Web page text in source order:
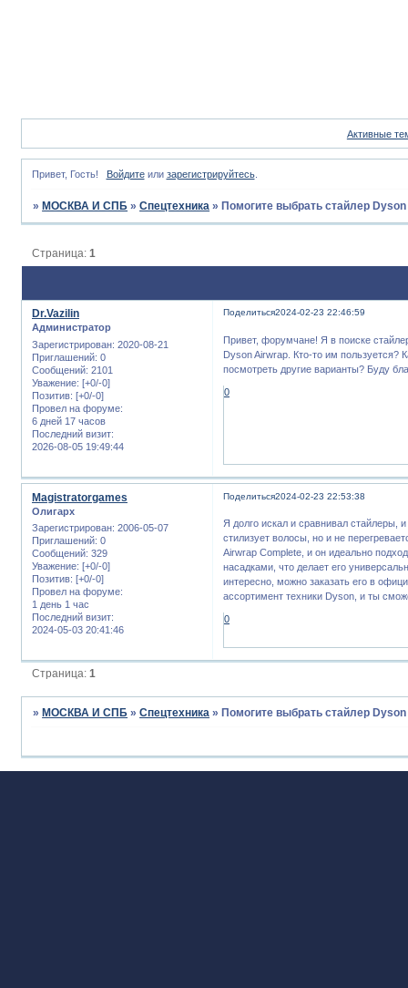
Активные
Привет, Гость! Войдитеили зарегистрируйтесь.
» МОСКВА И СПБ »Спецтехника » Помогите выбрать стайлер
Страница:1
Поделиться2024-02-23 22:46:59
Dr.Vazilin
Администратор
Зарегистрирован: 2020-08-21
Приглашений: 0
Сообщений: 2101
Уважение: [+0/-0]
Позитив: [+0/-0]
Провел на форуме:
6 дней 17 часов
Последний визит:
2026-08-05 19:49:44
Привет, форумчане! Я в поиске
Dyson Airwrap. Кто-то им пользуется?
посмотреть другие варианты? Буду
0
Поделиться2024-02-23 22:53:38
Magistratorgames
Олигарх
Зарегистрирован: 2006-05-07
Приглашений: 0
Сообщений: 329
Уважение: [+0/-0]
Позитив: [+0/-0]
Провел на форуме:
1 день 1 час
Последний визит:
2024-05-03 20:41:46
Я долго искал и сравнивал стайлеры,
стилизует волосы, но и не
Airwrap Complete, и он идеально
насадками, что делает его
интересно, можно заказать его в
ассортимент техники Dyson, и ты
0
Страница:1
»МОСКВА И СПБ »Спецтехника »Помогите выбрать стайлер